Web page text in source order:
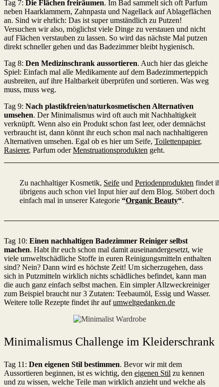
Tag 7: Die Flächen freiräumen. Im Bad sammelt sich oft Parfum
neben Haarklammern, Zahnpasta und Nagellack auf Ablageflächen
an. Sind wir ehrlich: Das ist super umständlich zu Putzen!
Versuchen wir also, möglichst viele Dinge zu verstauen und nicht
auf Flächen verstauben zu lassen. So wird das nächste Mal putzen
direkt schneller gehen und das Badezimmer bleibt hygienisch.
Tag 8: Den Medizinschrank aussortieren. Auch hier das gleiche
Spiel: Einfach mal alle Medikamente auf dem Badezimmerteppich
ausbreiten, auf ihre Haltbarkeit überprüfen und sortieren. Was weg
muss, muss weg.
Tag 9: Nach plastikfreien/naturkosmetischen Alternativen
umsehen. Der Minimalismus wird oft auch mit Nachhaltigkeit
verknüpft. Wenn also ein Produkt schon fast leer, oder demnächst
verbraucht ist, dann könnt ihr euch schon mal nach nachhaltigeren
Alternativen umsehen. Egal ob es hier um Seife, Toilettenpapier,
Rasierer, Parfum oderMenstruationsprodukten geht.
Zu nachhaltiger Kosmetik, Seife und Periodenprodukten findet
übrigens auch schon viel Input hier auf dem Blog. Stöbert doch
einfach mal in unserer Kategorie “Organic Beauty“.
Tag 10: Einen nachhaltigen Badezimmer Reiniger selbst
machen. Habt ihr euch schon mal damit auseinandergesetzt, wie
viele umweltschädliche Stoffe in euren Reinigungsmitteln enthalten
sind? Nein? Dann wird es höchste Zeit! Um sicherzugehen, dass
sich in Putzmitteln wirklich nichts schädliches befindet, kann man
die auch ganz einfach selbst machen. Ein simpler Allzweckreiniger
zum Beispiel braucht nur 3 Zutaten: Teebaumöl, Essig und Wasser.
Weitere tolle Rezepte findet ihr aufumweltgedanken.de
Minimalismus Challenge im Kleiderschrank
Tag 11: Den eigenen Stil bestimmen. Bevor wir mit dem
Aussortieren beginnen, ist es wichtig, den eigenen Stil zu kennen
und zu wissen, welche Teile man wirklich anzieht und welche als